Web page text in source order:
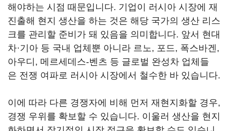
해야하는 시점 때문입니다. 기업이 러시아 시장에 재
진출해 현지 생산을 하는 것은 해당 국가의 생산 리스
크를 관리할 준비가 돼 있음을 의미합니다. 앞서 현대
차·기아 등 국내 업체뿐 아니라 르노, 포드, 폭스바겐,
아우디, 메르세데스-벤츠 등 글로벌 완성차 업체들
은 전쟁 여파로 러시아 시장에서 철수한 바 있습니다.
이에 따라 다른 경쟁자에 비해 먼저 재현지화할 경우,
경쟁 우위를 확보할 수 있습니다. 이울러 생산을 현지